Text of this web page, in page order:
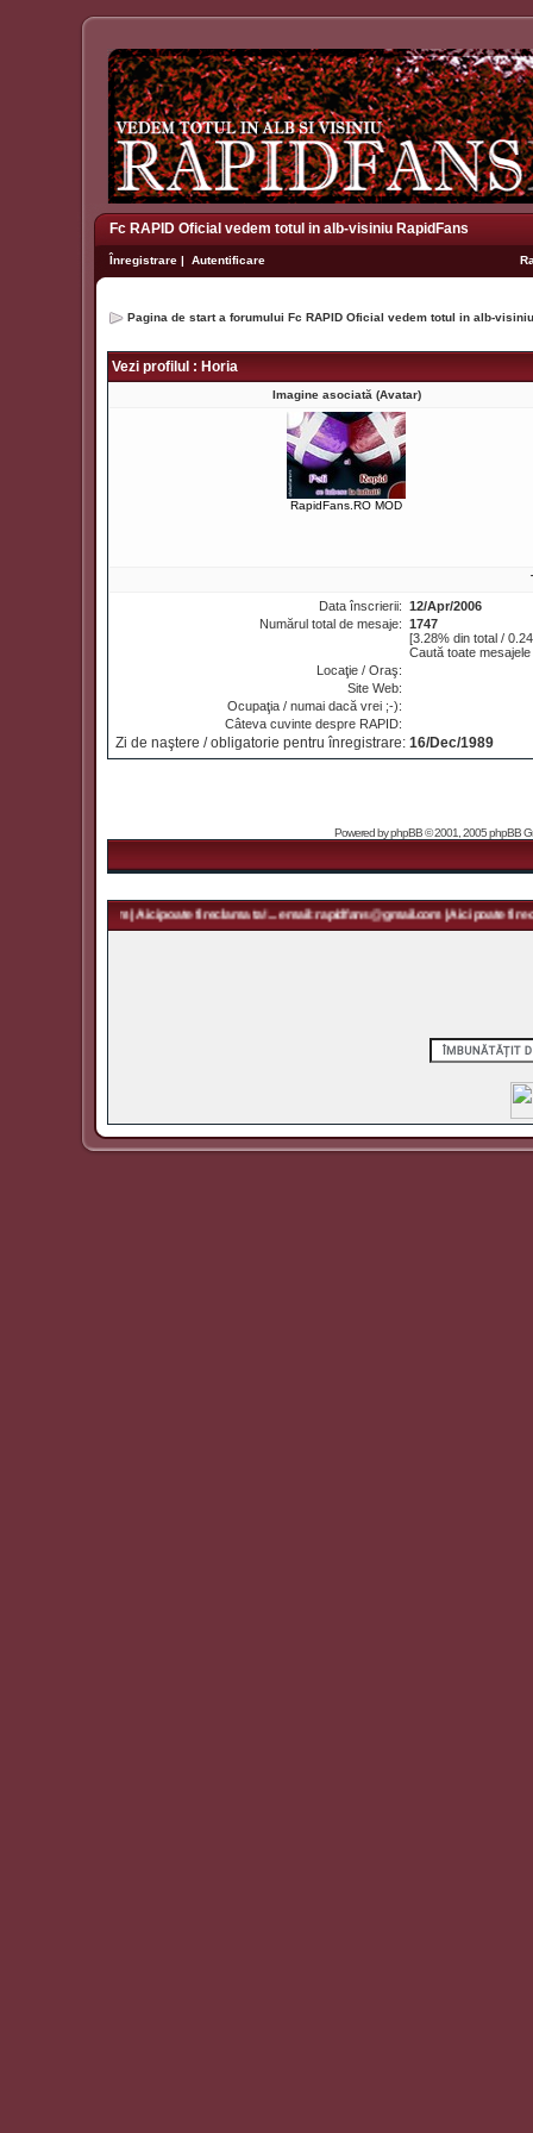
Fc RAPID Oficial vedem totul in alb-visiniu RapidFans
Înregistrare | Autentificare
Pagina de start a forumului Fc RAPID Oficial vedem totul in alb-
Vezi profilul : Horia
Imagine asociată (Avatar)
RapidFans.RO MOD
Data înscrierii: 12/Apr/2006
Numărul total de mesaje: 1747
[3.28% din total /
Caută toate
Locaţie / Oraş:
Site Web:
Ocupaţia / numai dacă vrei ;-):
Câteva cuvinte despre RAPID:
Zi de naştere / obligatorie pentru înregistrare: 16/Dec/1989
Powered byphpBB© 2001, 2005 phpBB
| Aici poate fi reclama ta! ... email: rapidfans@gmail.com | Aici poate fi